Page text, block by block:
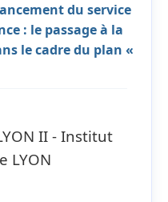
du service
: le passage à la
le cadre du plan «
II - Institut
LYON